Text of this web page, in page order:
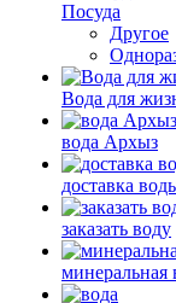
Посуда
Другое
Вода для
вода Архыз
доставка
заказать воду
минеральная